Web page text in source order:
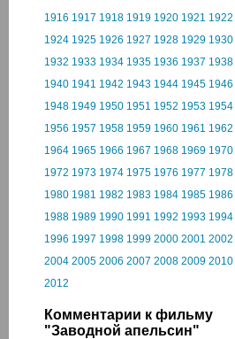
1916 1917 1918 1919 1920 1921 1922
1924 1925 1926 1927 1928 1929 1930
1932 1933 1934 1935 1936 1937 1938
1940 1941 1942 1943 1944 1945 1946
1948 1949 1950 1951 1952 1953 1954
1956 1957 1958 1959 1960 1961 1962
1964 1965 1966 1967 1968 1969 1970
1972 1973 1974 1975 1976 1977 1978
1980 1981 1982 1983 1984 1985 1986
1988 1989 1990 1991 1992 1993 1994
1996 1997 1998 1999 2000 2001 2002
2004 2005 2006 2007 2008 2009 2010
2012
Комментарии к фильму
"Заводной апельсин"